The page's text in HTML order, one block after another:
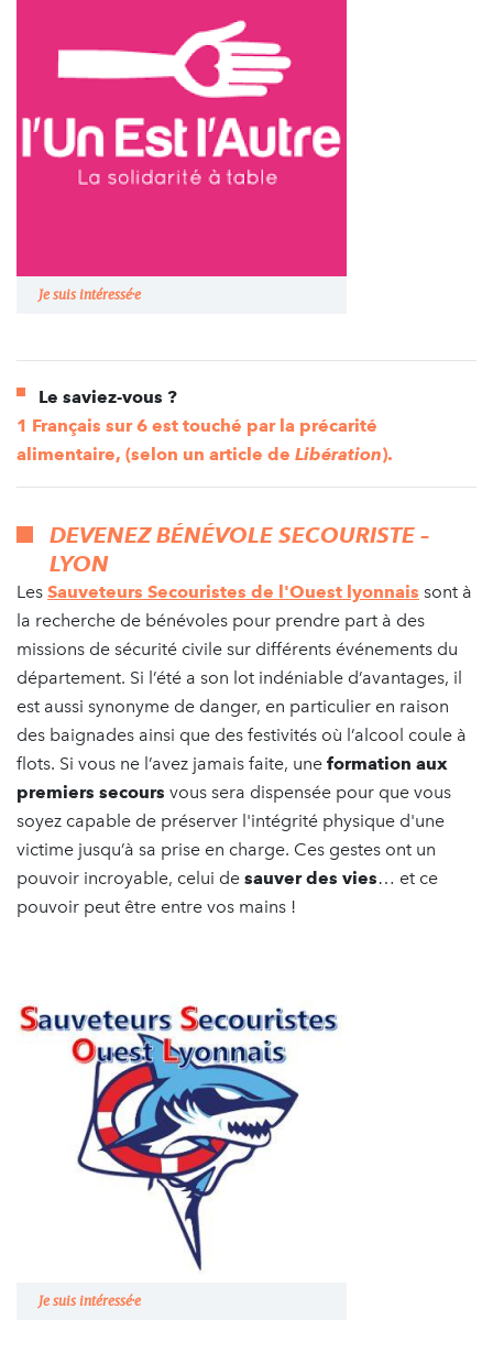
Je suis intéressé·e
Le saviez-vous ?
1 Français sur 6 est touché par la précarité
alimentaire, (selon un article de Libération).
DEVENEZ BÉNÉVOLE SECOURISTE –
LYON
Les Sauveteurs Secouristes de l'Ouest lyonnais sont à
la recherche de bénévoles pour prendre part à des
missions de sécurité civile sur différents événements du
département. Si l’été a son lot indéniable d’avantages, il
est aussi synonyme de danger, en particulier en raison
des baignades ainsi que des festivités où l’alcool coule à
flots. Si vous ne l’avez jamais faite, une formation aux
premiers secours vous sera dispensée pour que vous
soyez capable de préserver l'intégrité physique d'une
victime jusqu’à sa prise en charge. Ces gestes ont un
pouvoir incroyable, celui de sauver des vies… et ce
pouvoir peut être entre vos mains !
Je suis intéressé·e